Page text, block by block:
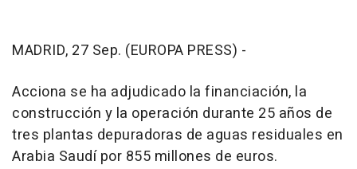
MADRID, 27 Sep. (EUROPA PRESS) -
Acciona se ha adjudicado la financiación, la
construcción y la operación durante 25 años de
tres plantas depuradoras de aguas residuales en
Arabia Saudí por 855 millones de euros.